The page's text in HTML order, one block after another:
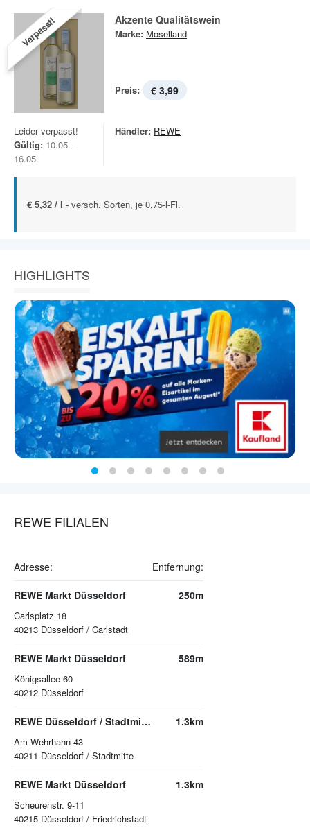
Verpasst! Akzente Qualitätswein
Marke: Moselland
Preis: € 3,99
Leider verpasst!
Gültig: 10.05. -
16.05.
Händler: REWE
€ 5,32 / l - versch. Sorten, je 0,75-l-Fl.
HIGHLIGHTS
REWE FILIALEN
Adresse: Entfernung:
REWE Markt Düsseldorf
Carlsplatz 18
40213 Düsseldorf / Carlstadt
250m
REWE Markt Düsseldorf
Königsallee 60
40212 Düsseldorf
589m
REWE Düsseldorf / Stadtmitte
Am Wehrhahn 43
40211 Düsseldorf / Stadtmitte
1.3km
REWE Markt Düsseldorf
Scheurenstr. 9-11
40215 Düsseldorf / Friedrichstadt
1.3km